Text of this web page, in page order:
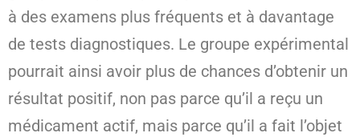
à des examens plus fréquents et à davantage
de tests diagnostiques. Le groupe expérimental
pourrait ainsi avoir plus de chances d’obtenir un
résultat positif, non pas parce qu’il a reçu un
médicament actif, mais parce qu’il a fait l’objet